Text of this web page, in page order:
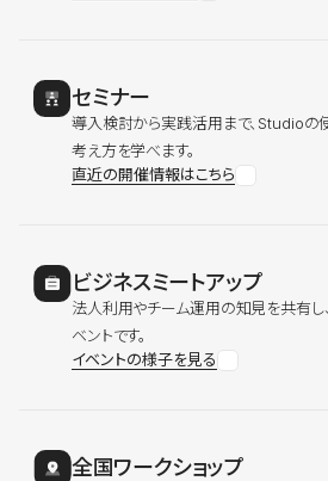
セミナー
導入検討から実践活用まで、Studioの
考え方を学べます。
直近の開催情報はこちら
ビジネスミートアップ
法人利用やチーム運用の知見を共有し
ベントです。
イベントの様子を見る
全国ワークショップ